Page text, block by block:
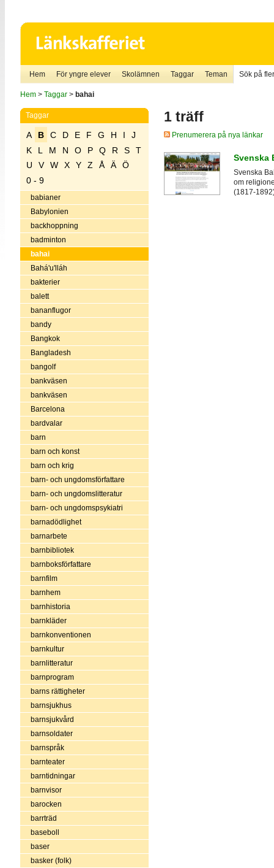
Hem För yngre elever Skolämnen Taggar Teman Sök på
Hem> Taggar> bahai
Taggar
A B C D E F G H I
J
K
L M N O P Q R S
T
U
V W X Y Z Å Ä
Ö
0 - 9
babianer
Babylonien
backhoppning
badminton
bahai
Bahá'u'lláh
bakterier
balett
bananflugor
bandy
Bangkok
Bangladesh
bangolf
bankväsen
bankväsen
Barcelona
bardvalar
barn
barn och konst
barn och krig
barn- och ungdomsförfattare
barn- och ungdomslitteratur
barn- och ungdomspsykiatri
barnadödlighet
barnarbete
barnbibliotek
barnboksförfattare
barnfilm
barnhem
barnhistoria
barnkläder
barnkonventionen
barnkultur
barnlitteratur
barnprogram
barns rättigheter
barnsjukhus
barnsjukvård
barnsoldater
barnspråk
barnteater
barntidningar
barnvisor
barocken
barrträd
baseboll
baser
basker (folk)
1 träff
Prenumerera på nya länkar
Svenska
Svenska
om
(1817-